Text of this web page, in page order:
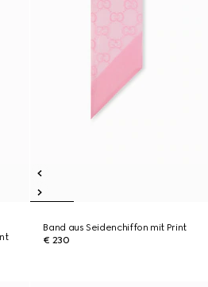
Band aus Seidenchiffon mit Print
€ 230